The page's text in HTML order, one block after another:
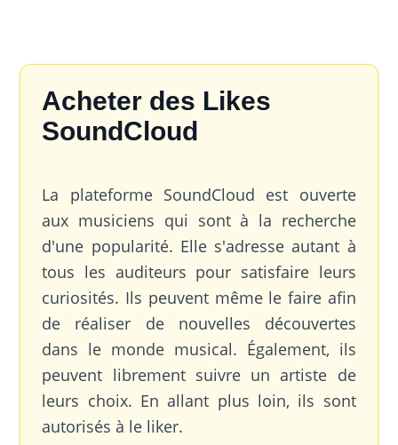
Acheter des Likes
SoundCloud
La plateforme SoundCloud est ouverte
aux musiciens qui sont à la recherche
d'une popularité. Elle s'adresse autant à
tous les auditeurs pour satisfaire leurs
curiosités. Ils peuvent même le faire afin
de réaliser de nouvelles découvertes
dans le monde musical. Également, ils
peuvent librement suivre un artiste de
leurs choix. En allant plus loin, ils sont
autorisés à le liker.